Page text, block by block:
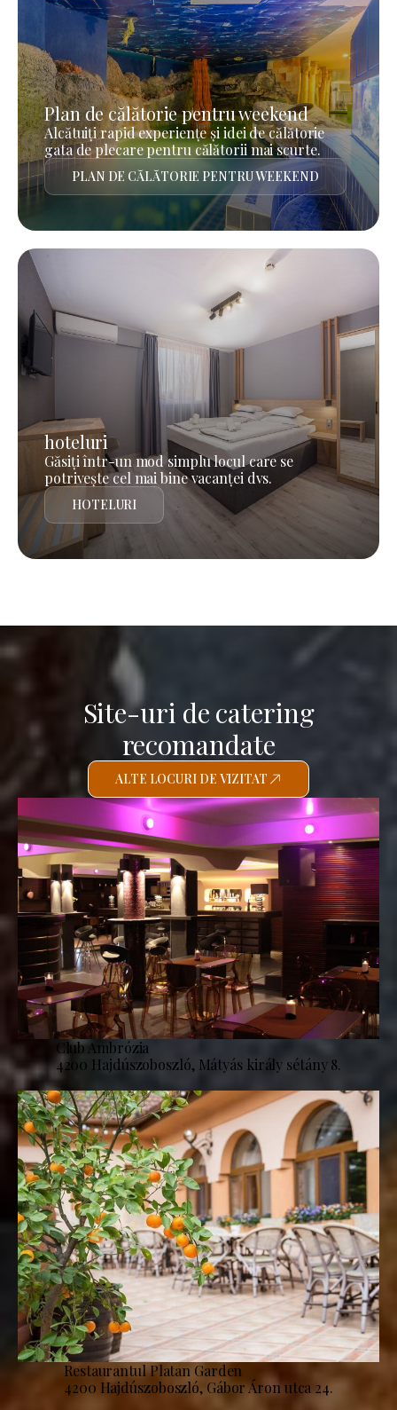
Plan de călătorie pentru weekend
Alcătuiți rapid experiențe și idei de călătorie
gata de plecare pentru călătorii mai scurte.
PLAN DE CĂLĂTORIE PENTRU WEEKEND
hoteluri
Găsiți într-un mod simplu locul care se
potrivește cel mai bine vacanței dvs.
HOTELURI
Site-uri de catering
recomandate
ALTE LOCURI DE VIZITAT
Club Ambrózia
4200 Hajdúszoboszló, Mátyás király sétány 8.
Restaurantul Platan Garden
4200 Hajdúszoboszló, Gábor Áron utca 24.